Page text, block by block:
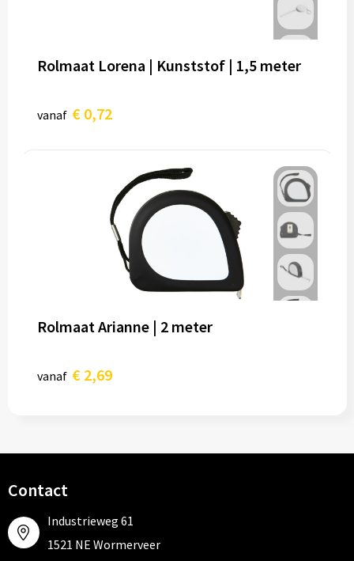
Rolmaat Lorena | Kunststof | 1,5 meter
vanaf € 0,72
Rolmaat Arianne | 2 meter
vanaf € 2,69
Contact
Industrieweg 61
1521 NE Wormerveer